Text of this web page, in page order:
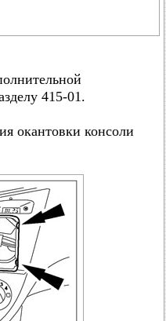
415-01.
окантовки консоли